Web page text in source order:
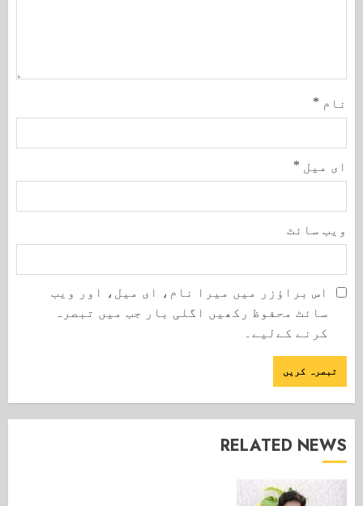
نام *
ای میل *
ویب‌ سائٹ
اس براؤزر میں میرا نام، ای میل، اور ویب
سائٹ محفوظ رکھیں اگلی بار جب میں تبصرہ
کرنے کےلیے۔
RELATED NEWS